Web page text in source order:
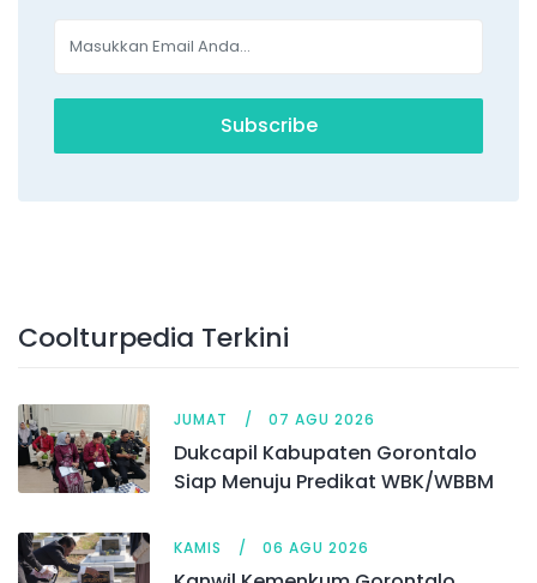
Subscribe
Coolturpedia Terkini
JUMAT 07 AGU 2026
Dukcapil Kabupaten Gorontalo
Siap Menuju Predikat WBK/WBBM
KAMIS 06 AGU 2026